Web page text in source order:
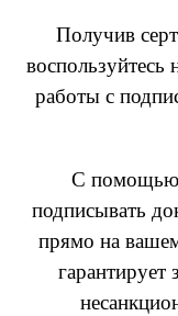
Получив
работы с
С помощью
подписывать
прямо на